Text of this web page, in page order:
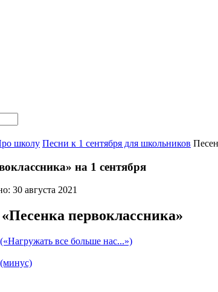
школу Песни к 1 сентября для школьников
на 1 сентября
30 августа 2021
первоклассника»
все больше нас...»)